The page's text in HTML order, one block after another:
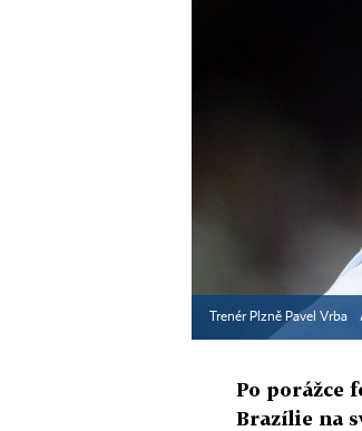
Trenér Plzně Pavel Vrba
Po porážce
Brazílie na